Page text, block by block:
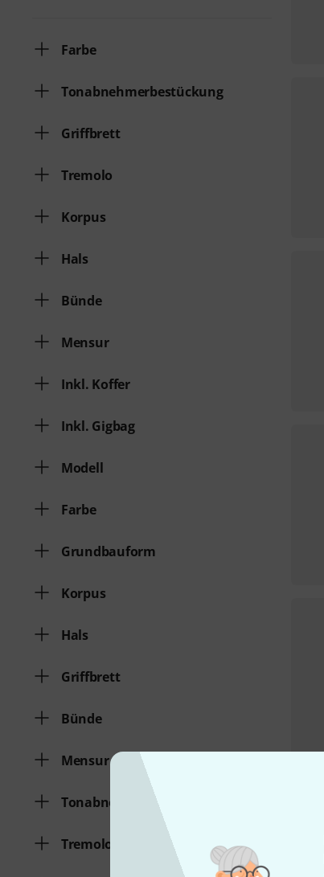
Farbe
Tonabnehmerbestückung
Griffbrett
Tremolo
Korpus
Hals
Bünde
Mensur
Inkl. Koffer
Inkl. Gigbag
Modell
Farbe
Grundbauform
Korpus
Hals
Griffbrett
Bünde
Mensur
Tonabnehmerbestückung
Tremolo